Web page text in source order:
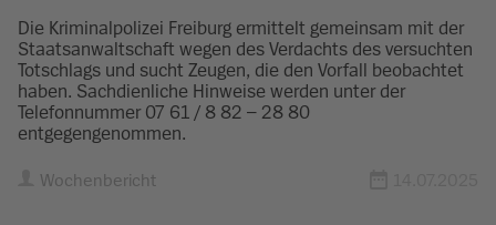
Die Kriminalpolizei Freiburg ermittelt gemeinsam mit der
Staatsanwaltschaft wegen des Verdachts des versuchten
Totschlags und sucht Zeugen, die den Vorfall beobachtet
haben. Sachdienliche Hinweise werden unter der
Telefonnummer 07 61 / 8 82 – 28 80
entgegengenommen.
Wochenbericht